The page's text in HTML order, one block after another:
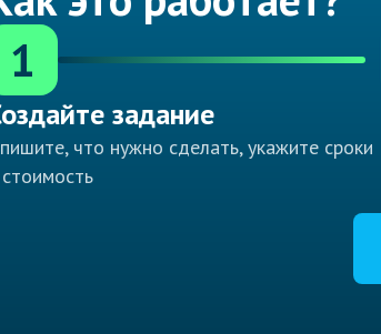
1
задание
что нужно сделать, укажите сроки